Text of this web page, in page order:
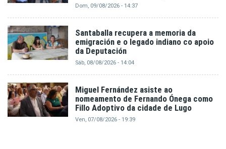
Dom, 09/08/2026 - 14:37
Santaballa recupera a memoria da
emigración e o legado indiano co apoio
da Deputación
Sáb, 08/08/2026 - 14:04
Miguel Fernández asiste ao
nomeamento de Fernando Ónega como
Fillo Adoptivo da cidade de Lugo
Ven, 07/08/2026 - 19:39